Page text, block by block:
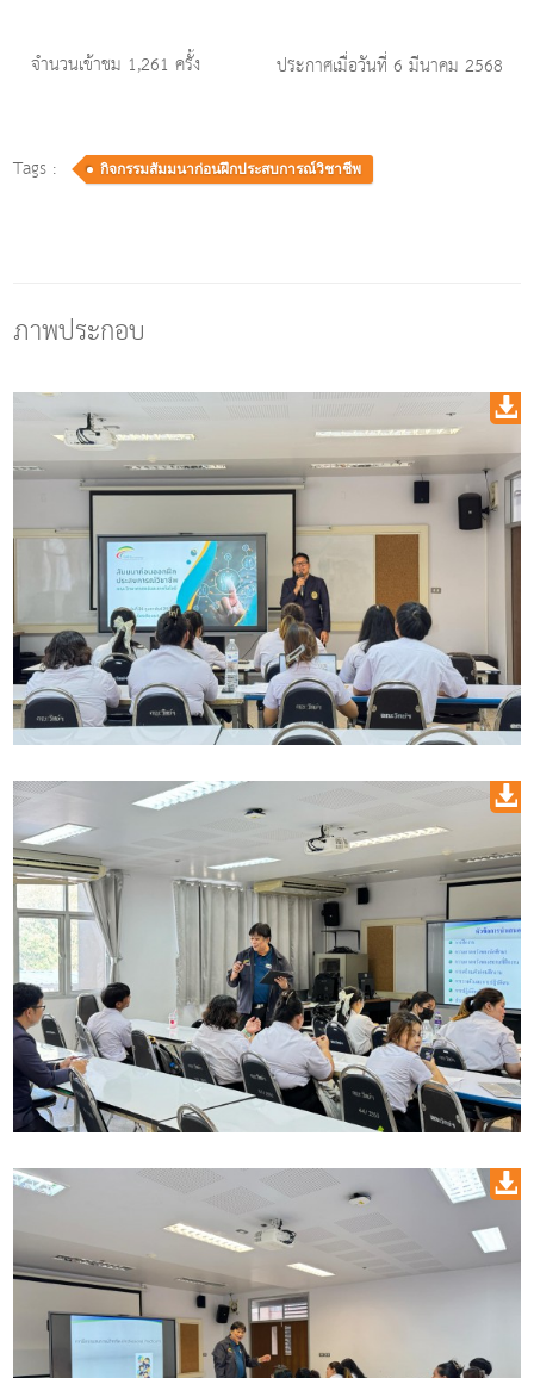
จำนวนเข้าชม 1,261 ครั้ง ประกาศเมื่อวันที่ 6 มีนาคม 2568
Tags : กิจกรรมสัมมนาก่อนฝึกประสบการณ์วิชาชีพ
ภาพประกอบ